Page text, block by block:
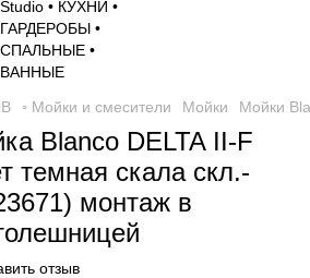
◦ Мойки и смесители Мойки Мойки
Blanco DELTA II-F
темная скала скл.-
монтаж в
отзыв